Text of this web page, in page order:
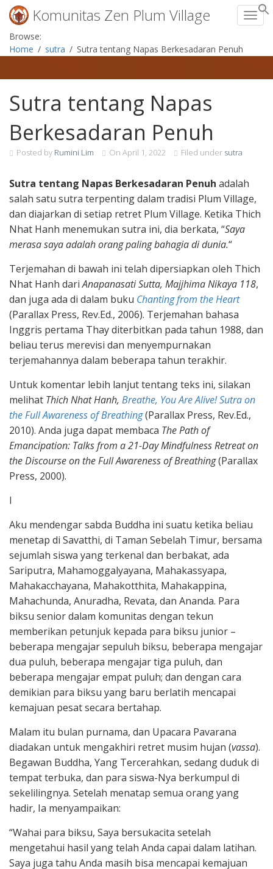
Skip
content
Komunitas Zen Plum Village
Browse:
Home
sutra Sutra tentang Napas Berkesadaran Penuh
Sutra tentang Napas
Berkesadaran Penuh
Posted by Rumini Lim On April 1, 2022 Filed under sutra
Sutra tentang Napas Berkesadaran Penuh adalah
salah satu sutra terpenting dalam tradisi Plum Village,
dan diajarkan di setiap retret Plum Village. Ketika Thich
Nhat Hanh menemukan sutra ini, dia berkata, “Saya
merasa saya adalah orang paling bahagia di dunia.“
Terjemahan di bawah ini telah dipersiapkan oleh Thich
Nhat Hanh dariAnapanasati Sutta, Majjhima Nikaya 118,
dan juga ada di dalam buku Chanting from the Heart
(Parallax Press, Rev.Ed., 2006). Terjemahan bahasa
Inggris pertama Thay diterbitkan pada tahun 1988, dan
beliau terus merevisi dan menyempurnakan
terjemahannya dalam beberapa tahun terakhir.
Untuk komentar lebih lanjut tentang teks ini, silakan
melihat Thich Nhat Hanh, Breathe, You Are Alive! Sutra on
the Full Awareness of Breathing(Parallax Press, Rev.Ed.,
2010). Anda juga dapat membaca The Path of
Emancipation: Talks from a 21-Day Mindfulness Retreat on
the Discourse on the Full Awareness of Breathing(Parallax
Press, 2000).
I
Aku mendengar sabda Buddha ini suatu ketika beliau
menetap di Savatthi, di Taman Sebelah Timur, bersama
sejumlah siswa yang terkenal dan berbakat, ada
Sariputra, Mahamoggalyayana, Mahakassyapa,
Mahakacchayana, Mahakotthita, Mahakappina,
Mahachunda, Anuradha, Revata, dan Ananda. Para
biksu senior dalam komunitas dengan tekun
memberikan petunjuk kepada para biksu junior –
beberapa mengajar sepuluh biksu, beberapa mengajar
dua puluh, beberapa mengajar tiga puluh, dan
beberapa mengajar empat puluh; dan dengan cara
demikian para biksu yang baru berlatih mencapai
kemajuan pesat secara bertahap.
Malam itu bulan purnama, dan Upacara Pavarana
diadakan untuk mengakhiri retret musim hujan (vassa).
Begawan Buddha, Yang Tercerahkan, sedang duduk di
tempat terbuka, dan para siswa-Nya berkumpul di
sekelilingnya. Setelah menatap semua orang yang
hadir, Ia menyampaikan:
“Wahai para biksu, Saya bersukacita setelah
mengetahui hasil yang telah Anda capai dalam latihan.
Saya juga tahu Anda masih bisa mencapai kemajuan